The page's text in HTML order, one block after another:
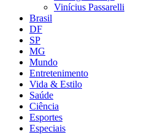
Vinícius Passarelli
Brasil
DF
SP
MG
Mundo
Entretenimento
Vida & Estilo
Saúde
Ciência
Esportes
Especiais